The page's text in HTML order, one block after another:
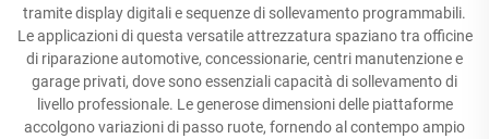
tramite display digitali e sequenze di sollevamento programmabili.
Le applicazioni di questa versatile attrezzatura spaziano tra officine
di riparazione automotive, concessionarie, centri manutenzione e
garage privati, dove sono essenziali capacità di sollevamento di
livello professionale. Le generose dimensioni delle piattaforme
accolgono variazioni di passo ruote, fornendo al contempo ampio